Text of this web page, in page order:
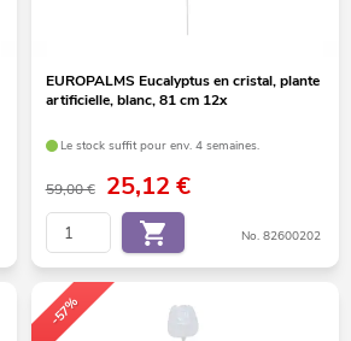
EUROPALMS Eucalyptus en cristal, plante
artificielle, blanc, 81 cm 12x
Le stock suffit pour env. 4 semaines.
59,00 € 25,12 €
No. 82600202
-57%